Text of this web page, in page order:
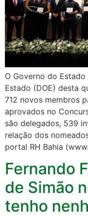
O Governo do
Estado (DOE) desta
712 novos membros
aprovados no
são delegados, 539
relação dos
portal RH Bahia
Fernando
de Simão
tenho